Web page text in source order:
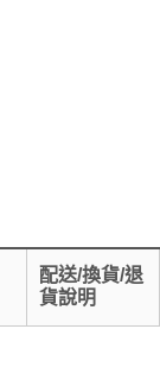
配送/換貨/退
貨說明